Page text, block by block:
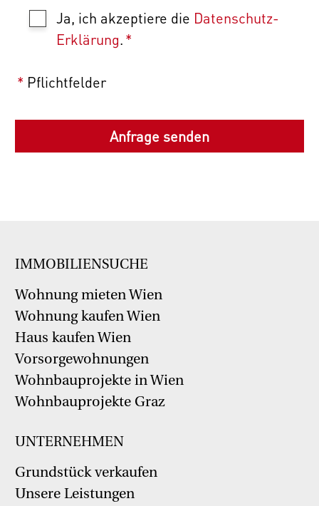
Ja, ich akzeptiere die Datenschutz-
Erklärung.*
* Pflichtfelder
IMMOBILIENSUCHE
Wohnung mieten Wien
Wohnung kaufen Wien
Haus kaufen Wien
Vorsorgewohnungen
Wohnbauprojekte in Wien
Wohnbauprojekte Graz
UNTERNEHMEN
Grundstück verkaufen
Unsere Leistungen